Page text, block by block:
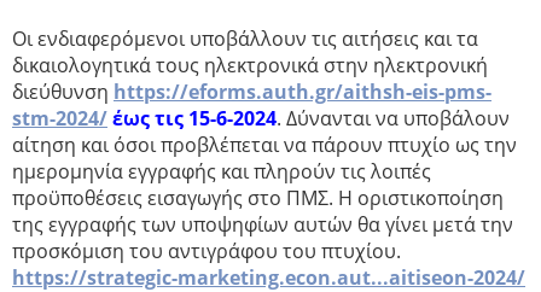
Οι ενδιαφερόμενοι υποβάλλουν τις αιτήσεις και τα
δικαιολογητικά τους ηλεκτρονικά στην ηλεκτρονική
διεύθυνση https://eforms.auth.gr/aithsh-eis-pms-
stm-2024/έως τις 15-6-2024. Δύνανται να υποβάλουν
αίτηση και όσοι προβλέπεται να πάρουν πτυχίο ως την
ημερομηνία εγγραφής και πληρούν τις λοιπές
προϋποθέσεις εισαγωγής στο ΠΜΣ. Η οριστικοποίηση
της εγγραφής των υποψηφίων αυτών θα γίνει μετά την
προσκόμιση του αντιγράφου του πτυχίου.
https://strategic-marketing.econ.aut...aitiseon-2024/